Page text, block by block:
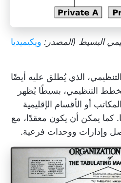
البسيط (المصدر: ويكيميديا
الذي يُطلق عليه أيضًا
التنظيمي، بسيطًا يُظهر
أو الأقسام الإقليمية
كما يمكن أن يكون معقدًا، مع
وإدارات ووحدات فرعية.